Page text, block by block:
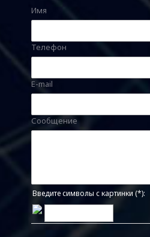
Имя
Телефон
E-mail
Сообщение
Введите символы с картинки (*):